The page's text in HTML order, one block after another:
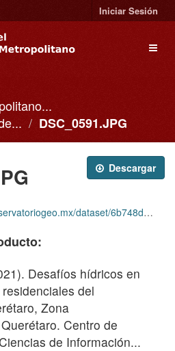
Iniciar Sesión
DSC_0591.JPG
Descargar
a627-9b3adfc6a668/resource/e4a71796-db59-4855-83cb-ff1e7807cc22/download/dsc_0591.jpg
Desafíos hídricos en
del
Zona
Centro de
de Información...